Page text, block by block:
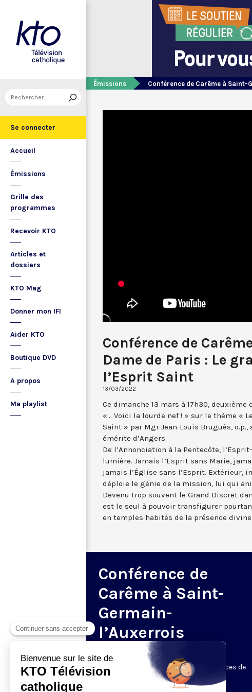
Se connecter
Accueil
Émissions
Grille des
programmes
Recevoir KTO
Articles et
dossiers
KTO Mag
Donner mon IFI
Aider KTO
Boutique DVD
A propos
Ma playlist
Émissions Conférence de Carême à Saint-
Conférence de
Dame de Paris : Le
l’Esprit Saint
13/03/2022
Ce dimanche 13 mars à 17h30,
«... Voici la lourde nef ! » sur le thème «
Saint » par Mgr Jean-Louis Bruguès, o.p.,
émérite d’Angers.
De l’Annonciation à la Pentecôte,
lumière. Jamais l’Esprit sans Marie,
jamais l’Église sans l’Esprit. Extérieur,
déploie le génie de la mission, lui qui
Devenu trop souvent le Grand Discret
est le seul à pouvoir transfigurer
en temples habités de la présence divine.
Conférence de
Carême à Saint-
Germain-
l’Auxerrois
Tous les ans, chaque dimanche de
Carême, KTO retransmet les Conférences de
Carême.